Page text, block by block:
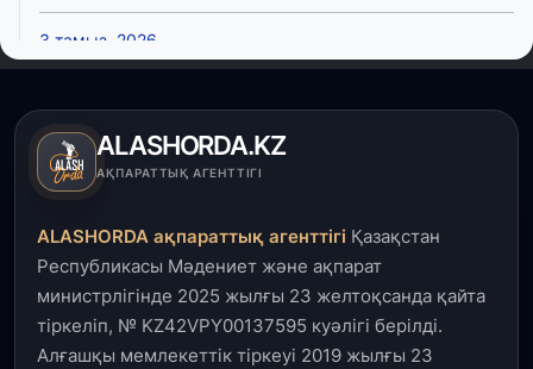
3 тамыз, 2026
Өңірлерде жаңа вокзалдар, су құбыры,
пайдалануға берілді
3 тамыз, 2026
салынып жатыр
1 тамыз, 2026
Кинопоиск Қазақстан азаматтарының ең
танымал онлайн-кинотеатрына айналды
ALASHORDA.KZ
АҚПАРАТТЫҚ АГЕНТТІГІ
ALASHORDA ақпараттық агенттігі Қазақстан
Республикасы Мәдениет және ақпарат
министрлігінде 2025 жылғы 23 желтоқсанда қайта
тіркеліп, № KZ42VPY00137595 куәлігі берілді.
Алғашқы мемлекеттік тіркеуі 2019 жылғы 23